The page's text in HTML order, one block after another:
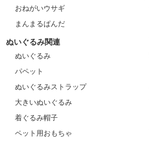
おねがいウサギ
まんまるぱんだ
ぬいぐるみ関連
ぬいぐるみ
パペット
ぬいぐるみストラップ
大きいぬいぐるみ
着ぐるみ帽子
ペット用おもちゃ